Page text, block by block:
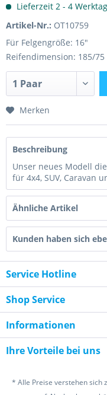
Lieferzeit 2 - 4
Artikel-Nr.: OT10759
Für Felgengröße: 16"
Reifendimension: 185/75
Merken
Beschreibung
Unser neues Modell
für 4x4, SUV, Caravan
Ähnliche Artikel
Kunden haben sich
Service Hotline
Shop Service
Informationen
Ihre Vorteile bei uns
* Alle Preise verstehen sich